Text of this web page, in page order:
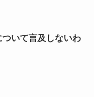
いて言及しないわ